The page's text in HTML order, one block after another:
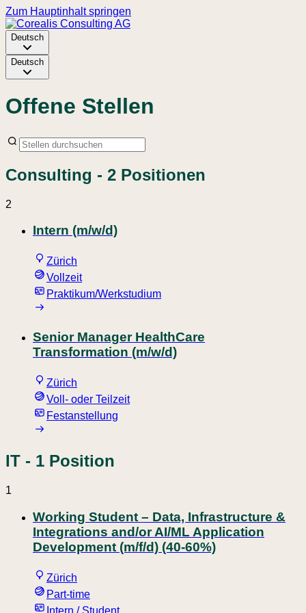
Zum Hauptinhalt springen
Deutsch
Deutsch
Offene Stellen
Consulting - 2 Positionen
2
Intern (m/w/d)
Zürich
Vollzeit
Praktikum/Werkstudium
Senior Manager HealthCare
Transformation (m/w/d)
Zürich
Voll- oder Teilzeit
Festanstellung
IT - 1 Position
1
Working Student – Data, Infrastructure &
Integrations and/or AI/ML Application
Development (m/f/d) (40-60%)
Zürich
Part-time
Intern / Student